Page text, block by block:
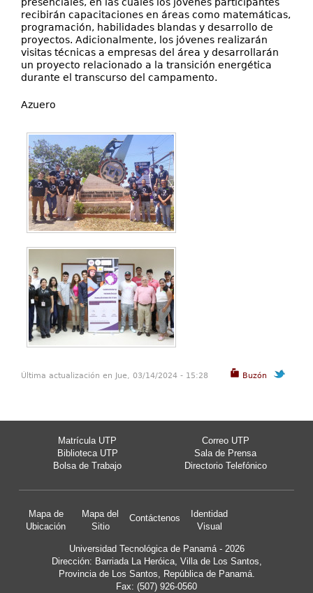
recibirán capacitaciones en áreas como matemáticas,
programación, habilidades blandas y desarrollo de
proyectos. Adicionalmente, los jóvenes realizarán
visitas técnicas a empresas del área y desarrollarán
un proyecto relacionado a la transición energética
durante el transcurso del campamento.
Azuero
Buzón
Última actualización en Jue, 03/14/2024 - 15:28
Matrícula UTP
Correo UTP
Biblioteca UTP
Sala de Prensa
Bolsa de Trabajo
Directorio Telefónico
Mapa de
Ubicación
Mapa del
Sitio
Contáctenos
Identidad
Visual
Universidad Tecnológica de Panamá - 2026
Dirección: Barriada La Heróica, Villa de Los Santos,
Provincia de Los Santos, República de Panamá.
Fax: (507) 926-0560